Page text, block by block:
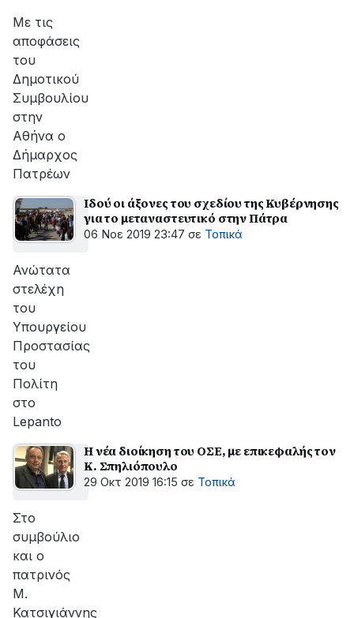
Με τις
αποφάσεις
του
Δημοτικού
Συμβουλίου
στην
Αθήνα ο
Δήμαρχος
Πατρέων
Ιδού οι άξονες του σχεδίου της Κυβέρνησης
για το μεταναστευτικό στην Πάτρα
06 Νοε 2019 23:47 σε Τοπικά
Ανώτατα
στελέχη
του
Υπουργείου
Προστασίας
του
Πολίτη
στο
Lepanto
Η νέα διοίκηση του ΟΣΕ, με επικεφαλής τον
Κ. Σπηλιόπουλο
29 Οκτ 2019 16:15 σε Τοπικά
Στο
συμβούλιο
και ο
πατρινός
Μ.
Κατσιγιάννης